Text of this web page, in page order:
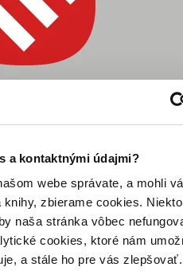
a kontaktnými údajmi?
webe správate, a mohli
zbierame cookies.
naša stránka vôbec
cookies, ktoré nám
a stále ho pre vás zlepšovať.